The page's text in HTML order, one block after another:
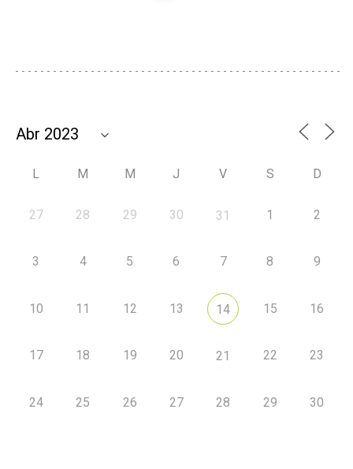
L M M J V S D
27 28 29 30 31 1 2
3 4 5 6 7 8 9
10 11 12 13 14 15 16
17 18 19 20 21 22 23
24 25 26 27 28 29 30